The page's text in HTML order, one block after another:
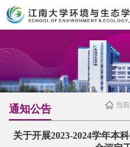
当
通知公告
关于开展2023-2024学年本